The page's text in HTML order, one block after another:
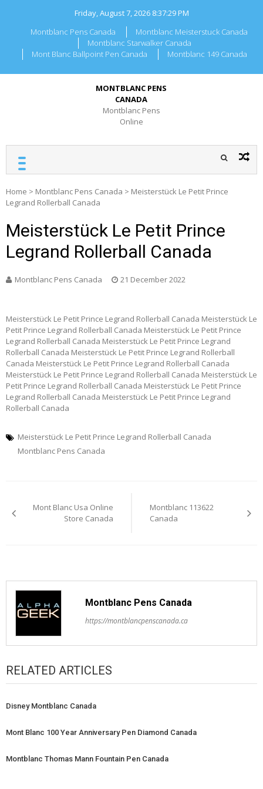
Friday, August 7, 2026 8:37:29 PM
Montblanc Pens Canada
Montblanc Meisterstuck Canada
Montblanc Starwalker Canada
Mont Blanc Ballpoint Pen Canada
Montblanc 149 Canada
MONTBLANC PENS
CANADA
Montblanc Pens
Online
Home > Montblanc Pens Canada > Meisterstück Le Petit Prince
Legrand Rollerball Canada
Meisterstück Le Petit Prince
Legrand Rollerball Canada
Montblanc Pens Canada 21 December 2022
Meisterstück Le Petit Prince Legrand Rollerball Canada Meisterstück Le
Petit Prince Legrand Rollerball Canada Meisterstück Le Petit Prince
Legrand Rollerball Canada Meisterstück Le Petit Prince Legrand
Rollerball Canada Meisterstück Le Petit Prince Legrand Rollerball
Canada Meisterstück Le Petit Prince Legrand Rollerball Canada
Meisterstück Le Petit Prince Legrand Rollerball Canada Meisterstück Le
Petit Prince Legrand Rollerball Canada Meisterstück Le Petit Prince
Legrand Rollerball Canada Meisterstück Le Petit Prince Legrand
Rollerball Canada
Meisterstück Le Petit Prince Legrand Rollerball Canada
Montblanc Pens Canada
navigation
Mont Blanc Usa Online
Store Canada
Montblanc 113622
Canada
Montblanc Pens Canada
https://montblancpenscanada.ca
RELATED ARTICLES
Disney Montblanc Canada
Mont Blanc 100 Year Anniversary Pen Diamond Canada
Montblanc Thomas Mann Fountain Pen Canada